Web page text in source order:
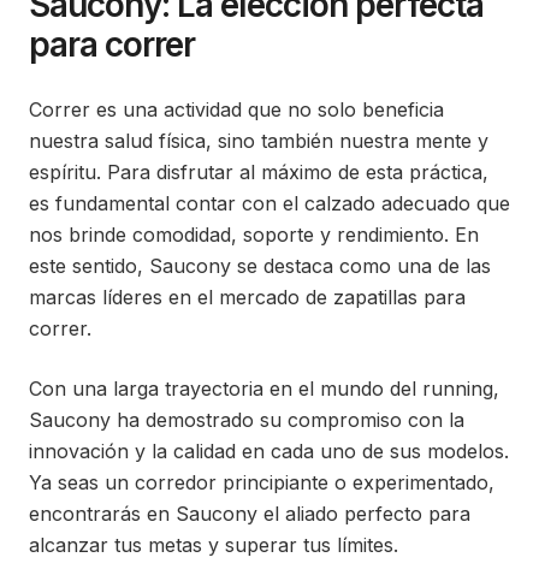
para correr
Correr es una actividad que no solo beneficia
nuestra salud física, sino también nuestra mente y
espíritu. Para disfrutar al máximo de esta práctica,
es fundamental contar con el calzado adecuado que
nos brinde comodidad, soporte y rendimiento. En
este sentido, Saucony se destaca como una de las
marcas líderes en el mercado de zapatillas para
correr.
Con una larga trayectoria en el mundo del running,
Saucony ha demostrado su compromiso con la
innovación y la calidad en cada uno de sus modelos.
Ya seas un corredor principiante o experimentado,
encontrarás en Saucony el aliado perfecto para
alcanzar tus metas y superar tus límites.